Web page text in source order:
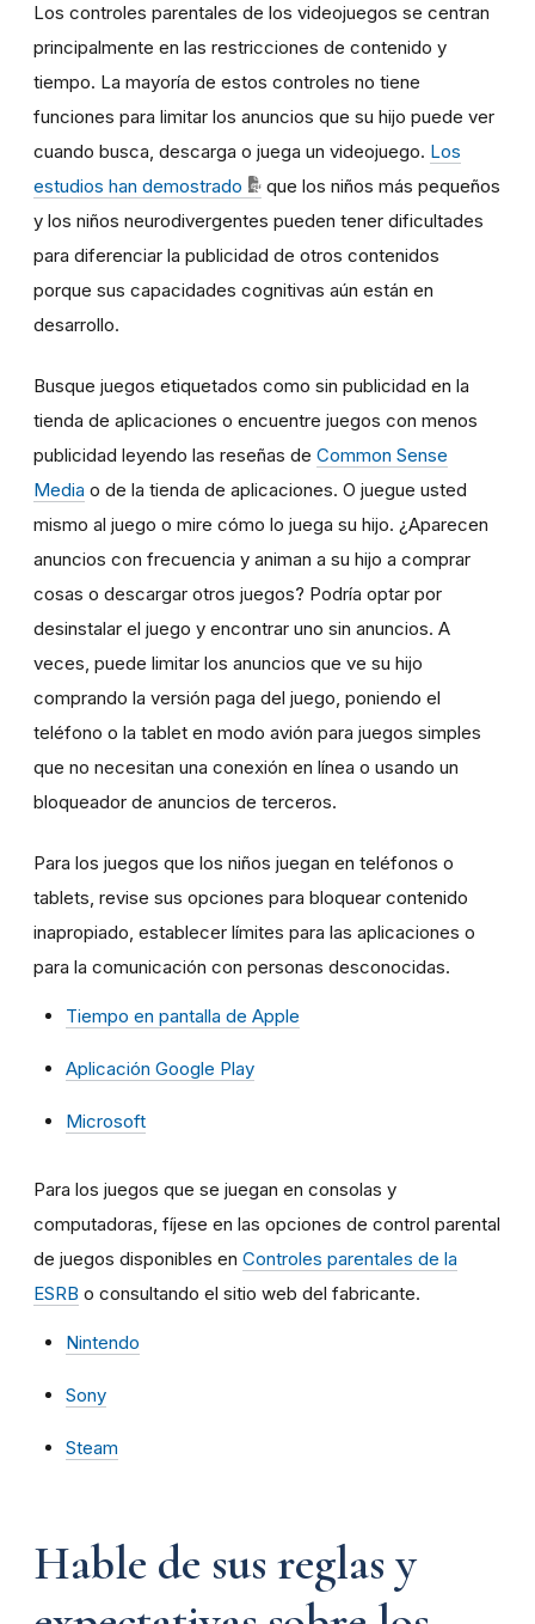
Los controles parentales de los videojuegos se centran
principalmente en las restricciones de contenido y
tiempo. La mayoría de estos controles no tiene
funciones para limitar los anuncios que su hijo puede ver
cuando busca, descarga o juega un videojuego. Los
estudios han demostrado
que los niños más pequeños
y los niños neurodivergentes pueden tener dificultades
para diferenciar la publicidad de otros contenidos
porque sus capacidades cognitivas aún están en
desarrollo.
Busque juegos etiquetados como sin publicidad en la
tienda de aplicaciones o encuentre juegos con menos
publicidad leyendo las reseñas de Common Sense
Media o de la tienda de aplicaciones. O juegue usted
mismo al juego o mire cómo lo juega su hijo. ¿Aparecen
anuncios con frecuencia y animan a su hijo a comprar
cosas o descargar otros juegos? Podría optar por
desinstalar el juego y encontrar uno sin anuncios. A
veces, puede limitar los anuncios que ve su hijo
comprando la versión paga del juego, poniendo el
teléfono o la tablet en modo avión para juegos simples
que no necesitan una conexión en línea o usando un
bloqueador de anuncios de terceros.
Para los juegos que los niños juegan en teléfonos o
tablets, revise sus opciones para bloquear contenido
inapropiado, establecer límites para las aplicaciones o
para la comunicación con personas desconocidas.
Tiempo en pantalla de Apple
Aplicación Google Play
Microsoft
Para los juegos que se juegan en consolas y
computadoras, fíjese en las opciones de control parental
de juegos disponibles en Controles parentales de la
ESRB o consultando el sitio web del fabricante.
Nintendo
Sony
Steam
Hable de sus reglas y